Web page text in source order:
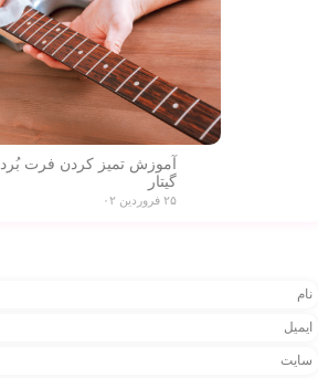
آموزش تمیز کردن فرت بُرد
گیتار
۲۵ فروردین ۰۲